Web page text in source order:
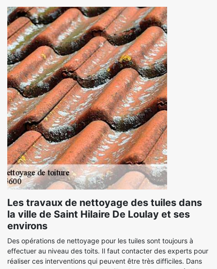
Les travaux de nettoyage des tuiles dans
la ville de Saint Hilaire De Loulay et ses
environs
Des opérations de nettoyage pour les tuiles sont toujours à
effectuer au niveau des toits. Il faut contacter des experts pour
réaliser ces interventions qui peuvent être très difficiles. Dans